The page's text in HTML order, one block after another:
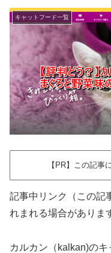
キャットフード一覧
【PR】この記事
記事中リンク（この記
れまれる場合がありま
カルカン（kalkan)の